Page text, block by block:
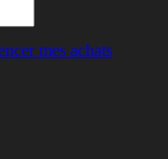
mes achats